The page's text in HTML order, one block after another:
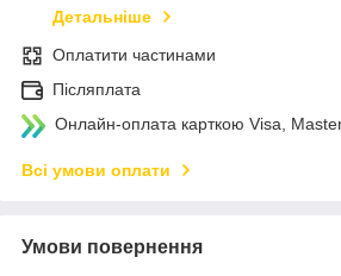
Детальніше
Оплатити частинами
Післяплата
Онлайн-оплата карткою Visa,
Всі умови оплати
Умови повернення